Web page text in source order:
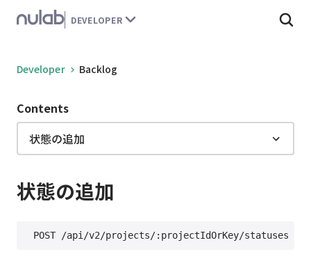
こ
の
ー
本
動
す
DEVELOPER
Developer Backlog
Contents
状態の追加
状態の追加